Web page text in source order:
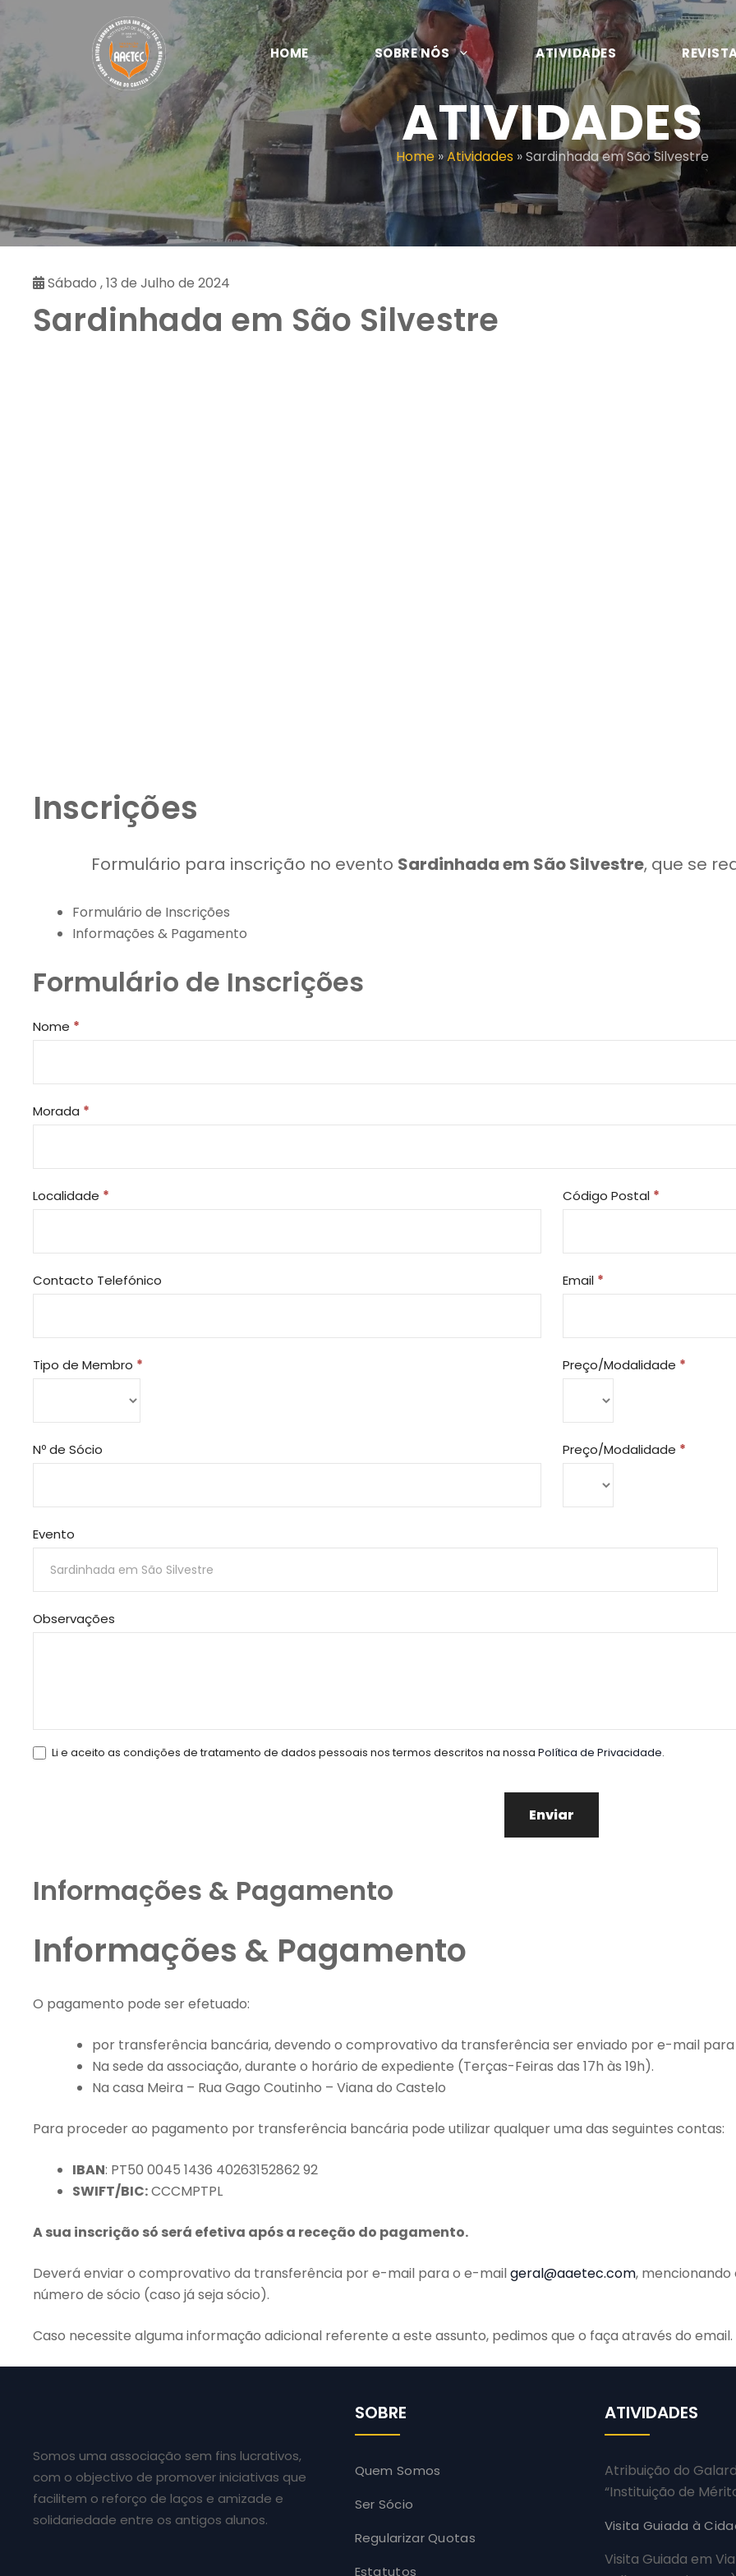
o
conteúdo
HOME SOBRE NÓS ATIVIDADES
ATIVIDADES
Home»Atividades »Sardinhada em São Silvestre
Sábado , 13 de Julho de 2024
Sardinhada em São Silvestre
Inscrições
Formulário para inscrição no evento Sardinhada em São Silvestre, que se
Formulário de Inscrições
Informações & Pagamento
Formulário de Inscrições
Inscrições
para
Nome *
Morada *
Localidade * Código Postal *
Contacto Telefónico Email *
Tipo de Membro * Preço/Modalidade *
Nº de Sócio Preço/Modalidade *
Evento
Observações
Li e aceito as condições de tratamento de dados pessoais nos termos descritos na nossa Política de Privacidade.
Enviar
Informações & Pagamento
Informações & Pagamento
O pagamento pode ser efetuado:
por transferência bancária, devendo o comprovativo da transferência ser enviado por e-mail
Na sede da associação, durante o horário de expediente (Terças-Feiras das 17h às 19h).
Na casa Meira – Rua Gago Coutinho – Viana do Castelo
Para proceder ao pagamento por transferência bancária pode utilizar qualquer uma das seguintes contas:
IBAN: PT50 0045 1436 40263152862 92
SWIFT/BIC:CCCMPTPL
A sua inscrição só será efetiva após a receção do pagamento.
Deverá enviar o comprovativo da transferência por e-mail para o e-mailgeral@aaetec.com, mencionando
número de sócio (caso já seja sócio).
Caso necessite alguma informação adicional referente a este assunto, pedimos que o faça através do email.
Somos uma associação sem fins lucrativos,
com o objectivo de promover iniciativas que
facilitem o reforço de laços e amizade e
solidariedade entre os antigos alunos.
SOBRE
Quem Somos
Ser Sócio
Regularizar Quotas
Estatutos
ATIVIDADES
Atribuição do
“Instituição de
Visita Guiada à
Visita Guiada em